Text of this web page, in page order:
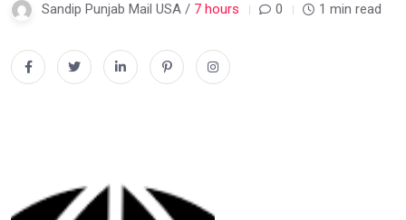
Sandip Punjab Mail USA / 7 hours 0 1 min read